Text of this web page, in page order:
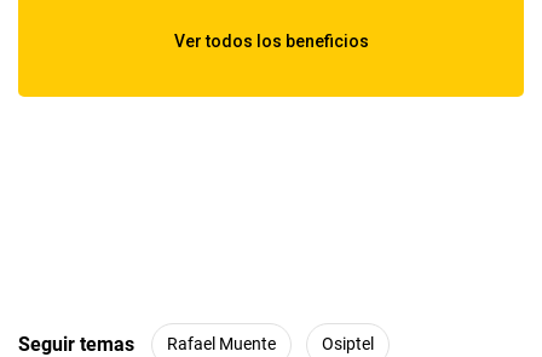
Seguir temas Rafael Muente Osiptel